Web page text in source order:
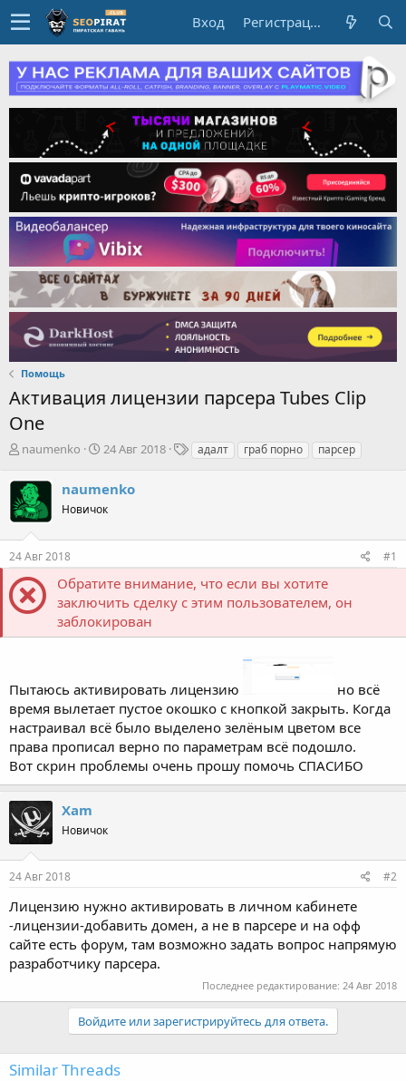
Вход Регистрация
Помощь
Активация лицензии парсера Tubes Clip
One
А
т
о
р
м
ы
naumenko
Д
а
н
л
24 Авг 2018
Т адалт граб порно парсер
naumenko
Новичок
24 Авг 2018 #1
Обратите внимание, что если вы хотите
заключить сделку с этим пользователем, он
заблокирован
Пытаюсь активировать лицензию
но всё
время вылетает пустое окошко с кнопкой закрыть. Когда
настраивал всё было выделено зелёным цветом все
права прописал верно по параметрам всё подошло.
Вот скрин проблемы очень прошу помочь СПАСИБО
Xam
Новичок
24 Авг 2018 #2
Лицензию нужно активировать в личном кабинете
-лицензии-добавить домен, а не в парсере и на офф
сайте есть форум, там возможно задать вопрос напрямую
разработчику парсера.
Последнее редактирование: 24 Авг 2018
Войдите или зарегистрируйтесь для ответа.
Similar Threads